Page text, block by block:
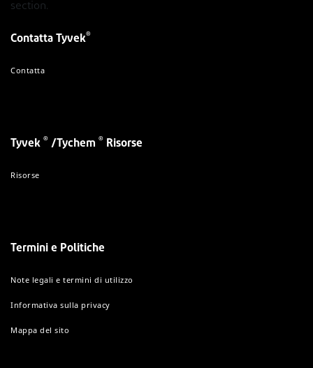
section.
Contatta Tyvek®
Contatta
Tyvek ® /Tychem ® Risorse
Risorse
Termini e Politiche
Note legali e termini di utilizzo
Informativa sulla privacy
Mappa del sito